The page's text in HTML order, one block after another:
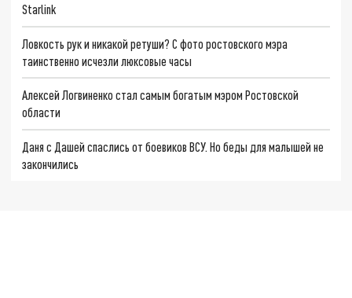
Starlink
Ловкость рук и никакой ретуши? С фото ростовского мэра
таинственно исчезли люксовые часы
Алексей Логвиненко стал самым богатым мэром Ростовской
области
Даня с Дашей спаслись от боевиков ВСУ. Но беды для малышей не
закончились